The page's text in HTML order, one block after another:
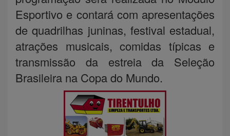
Esportivo e contará com apresentações
de quadrilhas juninas, festival estadual,
atrações musicais, comidas típicas e
transmissão da estreia da Seleção
Brasileira na Copa do Mundo.